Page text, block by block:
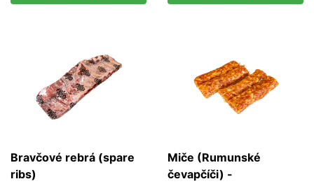
Bravčové rebrá (spare
ribs)
Miče (Rumunské
čevapčíči) -